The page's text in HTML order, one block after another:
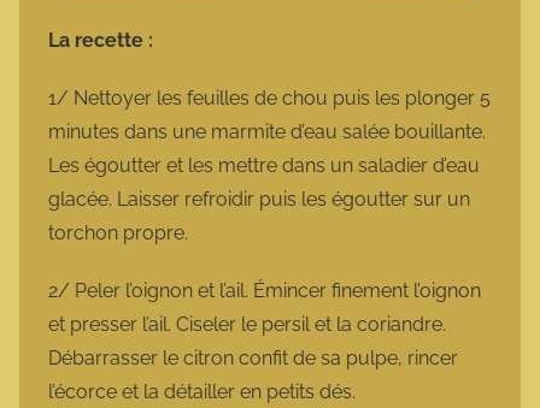
La recette :
1/ Nettoyer les feuilles de chou puis les plonger 5
minutes dans une marmite d’eau salée bouillante.
Les égoutter et les mettre dans un saladier d’eau
glacée. Laisser refroidir puis les égoutter sur un
torchon propre.
2/ Peler l’oignon et l’ail. Émincer finement l’oignon
et presser l’ail. Ciseler le persil et la coriandre.
Débarrasser le citron confit de sa pulpe, rincer
l’écorce et la détailler en petits dés.